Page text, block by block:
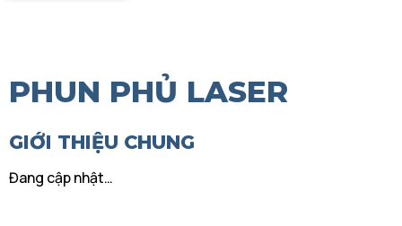
PHUN PHỦ LASER
GIỚI THIỆU CHUNG
Đang cập nhật…